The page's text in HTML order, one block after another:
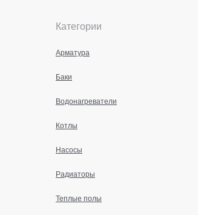
Категории
Арматура
Баки
Водонагреватели
Котлы
Насосы
Радиаторы
Теплые полы